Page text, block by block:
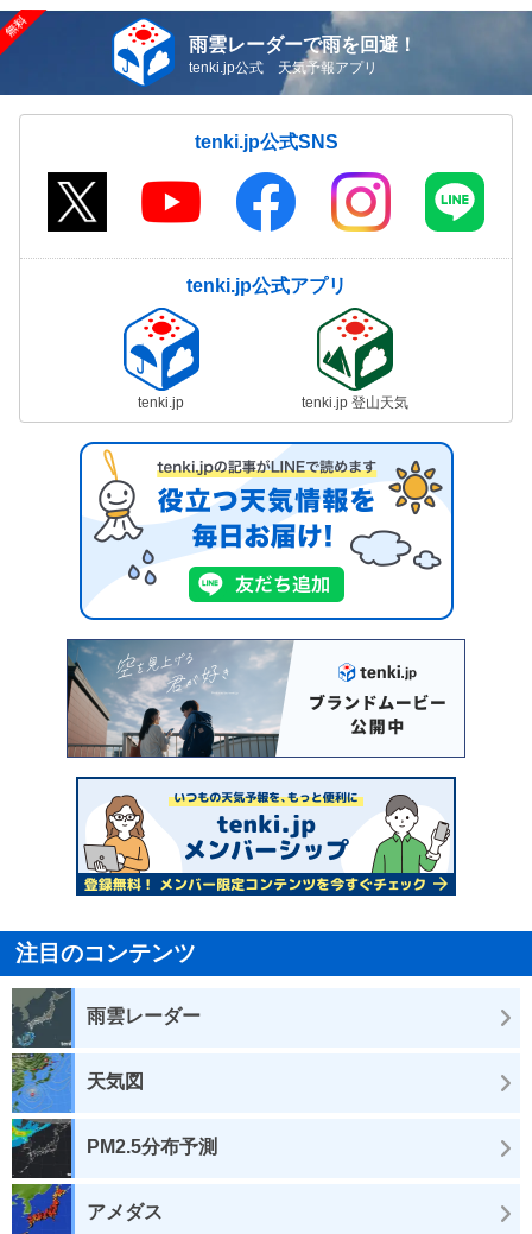
雨雲レーダーで雨を回避！
tenki.jp公式 天気予報アプリ
tenki.jp公式SNS
tenki.jp公式アプリ
tenki.jp tenki.jp 登山天気
注目のコンテンツ
雨雲レーダー
天気図
PM2.5分布予測
アメダス